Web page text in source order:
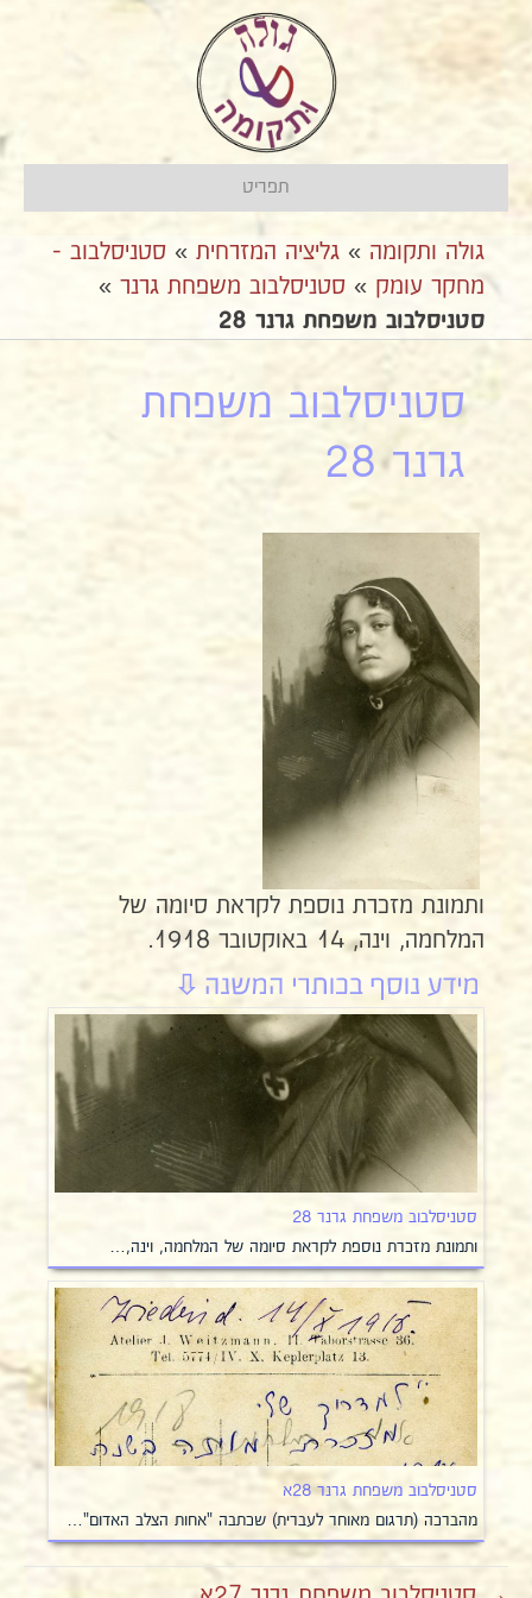
תפריט
גולה ותקומה » גליציה המזרחית » סטניסלבוב -
מחקר עומק » סטניסלבוב משפחת גרנר »
סטניסלבוב משפחת גרנר 28
סטניסלבוב משפחת
גרנר 28
ותמונת מזכרת נוספת לקראת סיומה של
המלחמה, וינה, 14 באוקטובר 1918.
סטניסלבוב משפחת גרנר 28
ותמונת מזכרת נוספת לקראת סיומה של המלחמה, וינה,…
סטניסלבוב משפחת גרנר 28א
מהברכה (תרגום מאוחר לעברית) שכתבה "אחות הצלב האדום"…